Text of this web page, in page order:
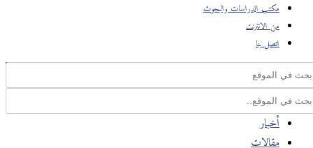
مكتب الدراسات والبحوث
من الانترنت
اتصل بنا
أخبار
مقالات